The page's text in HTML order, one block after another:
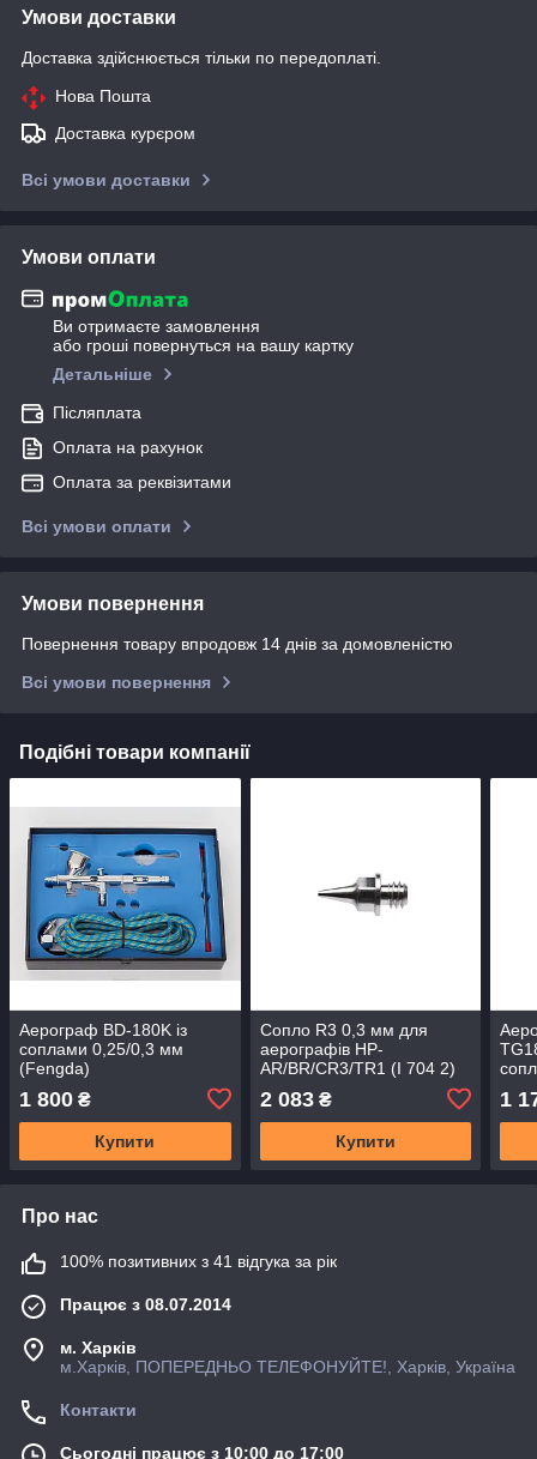
Умови доставки
Доставка здійснюється тільки по передоплаті.
Нова Пошта
Доставка курєром
Всі умови доставки
Умови оплати
Ви отримаєте замовлення
або гроші повернуться на вашу картку
Детальніше
Післяплата
Оплата на рахунок
Оплата за реквізитами
Всі умови оплати
Умови повернення
Повернення товару впродовж 14 днів за домовленістю
Всі умови повернення
Подібні товари компанії
Аерограф BD-180K із
соплами 0,25/0,3 мм
(Fengda)
1 800 ₴
Купити
Сопло R3 0,3 мм для
аерографів HP-
AR/BR/CR3/TR1 (I 704 2)
2 083₴
Купити
1
Про нас
100% позитивних з 41 відгука за рік
Працює з 08.07.2014
м. Харків
м.Харків, ПОПЕРЕДНЬО ТЕЛЕФОНУЙТЕ!, Харків, Україна
Контакти
Сьогодні працює з 10:00 до 17:00